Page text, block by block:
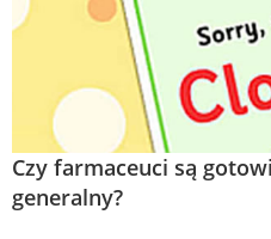
Czy farmaceuci są
generalny?